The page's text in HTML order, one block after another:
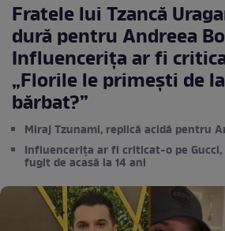
Fratele lui Tzancă
dură pentru Andreea
Influencerița ar fi
„Florile le primești de
bărbat?”
Miraj Tzunami, replică acidă pentru
Influencerița ar fi criticat-o pe Gucci,
fugit de acasă la 14 ani